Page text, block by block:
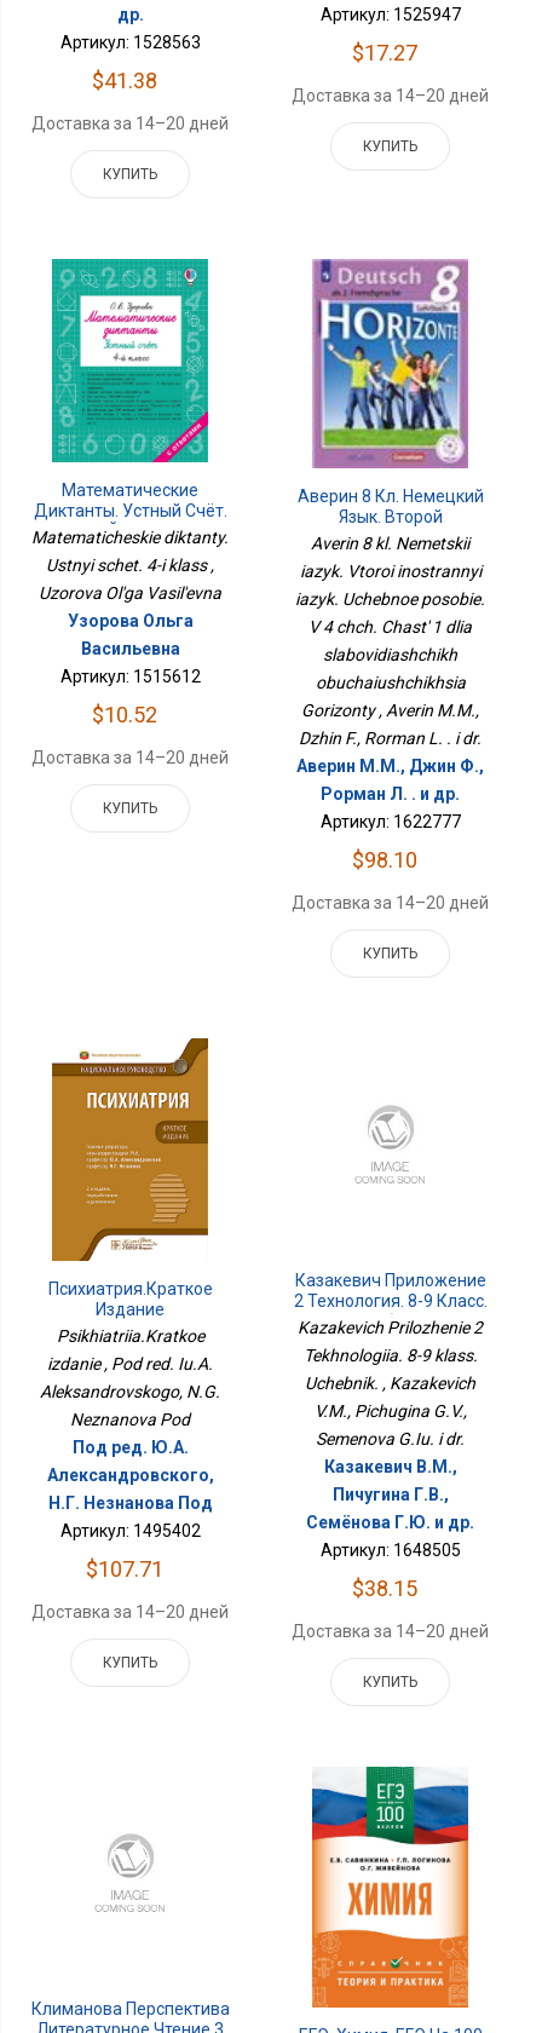
др.
Артикул: 1528563
$41.38
Доставка за 14–20 дней
КУПИТЬ
Артикул: 1525947
$17.27
Доставка за 14–20 дней
КУПИТЬ
Математические
Диктанты. Устный Счёт.
4-Й Класс
Matematicheskie diktanty.
Ustnyi schet. 4-i klass ,
Uzorova Ol'ga Vasil'evna
Узорова Ольга
Васильевна
Артикул: 1515612
$10.52
Доставка за 14–20 дней
КУПИТЬ
Аверин 8 Кл. Немецкий
Язык. Второй
Иностранный Язык.
Учебное Пособие. В 4 Чч.
Часть 1 Для
Слабовидящих
Обучающихся
Горизонты
Averin 8 kl. Nemetskii
iazyk. Vtoroi inostrannyi
iazyk. Uchebnoe posobie.
V 4 chch. Chast' 1 dlia
slabovidiashchikh
obuchaiushchikhsia
Gorizonty , Averin M.M.,
Dzhin F., Rorman L. . i dr.
Аверин М.М., Джин Ф.,
Рорман Л. . и др.
Артикул: 1622777
$98.10
Доставка за 14–20 дней
КУПИТЬ
Психиатрия.Краткое
Издание
Psikhiatriia.Kratkoe
izdanie , Pod red. Iu.A.
Aleksandrovskogo, N.G.
Neznanova Pod
Под ред. Ю.А.
Александровского,
Н.Г. Незнанова Под
Артикул: 1495402
$107.71
Доставка за 14–20 дней
КУПИТЬ
Казакевич Приложение
2 Технология. 8-9 Класс.
Учебник.
Kazakevich Prilozhenie 2
Tekhnologiia. 8-9 klass.
Uchebnik. , Kazakevich
V.M., Pichugina G.V.,
Semenova G.Iu. i dr.
Казакевич В.М.,
Пичугина Г.В.,
Семёнова Г.Ю. и др.
Артикул: 1648505
$38.15
Доставка за 14–20 дней
КУПИТЬ
Климанова Перспектива